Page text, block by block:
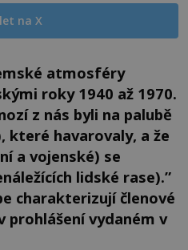
na X
atmosféry
roky 1940 až 1970.
z nás byli na palubě
které havarovaly, a že
a vojenské) se
lidské rase).”
charakterizují členové
prohlášení vydaném v